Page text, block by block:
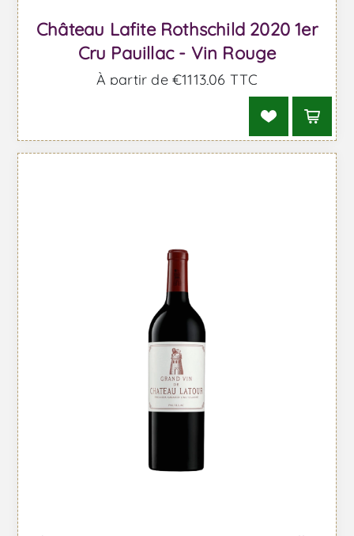
Château Lafite Rothschild 2020 1er
Cru Pauillac - Vin Rouge
À partir de €1113,06 TTC